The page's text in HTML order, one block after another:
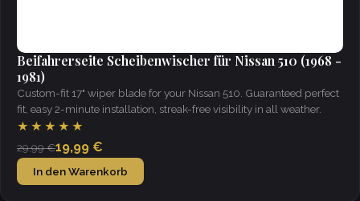
Beifahrerseite Scheibenwischer für Nissan 510 (1968 -
1981)
Custom-fit 17" wiper blade for your Nissan 510. Guaranteed perfect
fit, easy 2-minute installation, streak-free visibility in all weather.
★★★★★
29,99 €19,99 €
In den Warenkorb